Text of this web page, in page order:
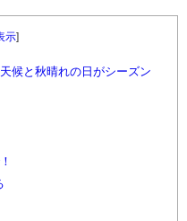
示]
候と秋晴れの日がシーズン